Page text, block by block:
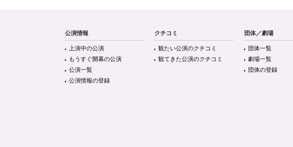
公演情報
上演中の公演
もうすぐ開幕の公演
公演一覧
公演情報の登録
クチコミ
観たい公演のクチコミ
観てきた公演のクチコミ
団体／劇場
団体一覧
劇場一覧
団体の登録